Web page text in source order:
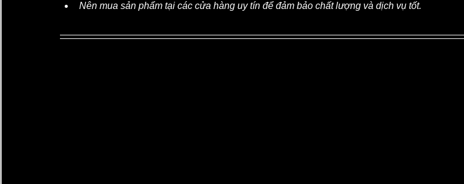
Nên mua sản phẩm tại các cửa hàng uy tín để đảm bảo chất lượng và dịch vụ tốt.